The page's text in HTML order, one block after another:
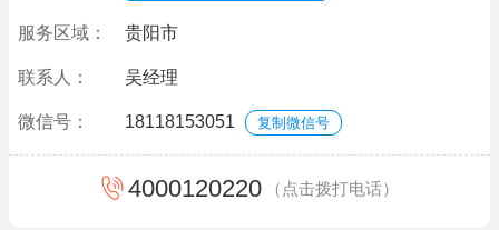
服务区域： 贵阳市
联系人： 吴经理
微信号： 18118153051 复制微信号
4000120220 （点击拨打电话）